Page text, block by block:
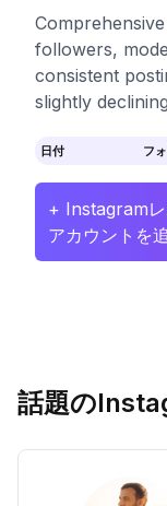
followers,
consistent
slightly
日付 フ
+ Instagramレ
アカウントを
話題の